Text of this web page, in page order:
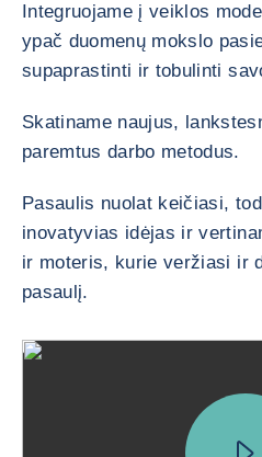
Integruojame į veiklos
ypač duomenų mokslo
supaprastinti ir tobulinti
Skatiname naujus,
paremtus darbo metodus.
Pasaulis nuolat keičiasi,
inovatyvias idėjas ir
ir moteris, kurie veržiasi ir
pasaulį.